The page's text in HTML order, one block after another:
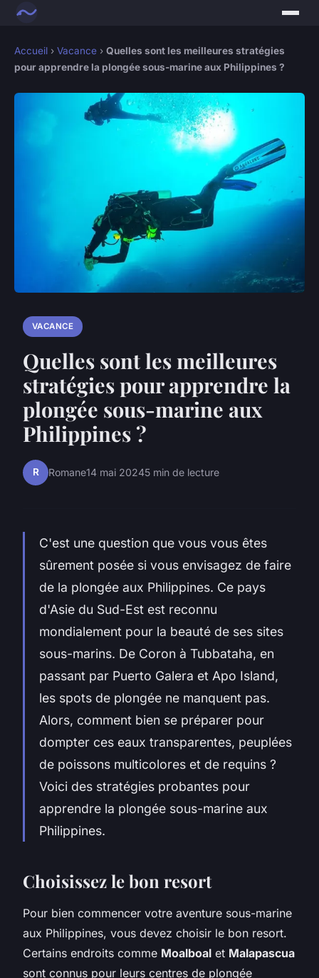
Accueil › Vacance › Quelles sont les meilleures stratégies
pour apprendre la plongée sous-marine aux Philippines ?
VACANCE
Quelles sont les meilleures
stratégies pour apprendre la
plongée sous-marine aux
Philippines ?
R Romane14 mai 20245 min de lecture
C'est une question que vous vous êtes
sûrement posée si vous envisagez de faire
de la plongée aux Philippines. Ce pays
d'Asie du Sud-Est est reconnu
mondialement pour la beauté de ses sites
sous-marins. De Coron à Tubbataha, en
passant par Puerto Galera et Apo Island,
les spots de plongée ne manquent pas.
Alors, comment bien se préparer pour
dompter ces eaux transparentes, peuplées
de poissons multicolores et de requins ?
Voici des stratégies probantes pour
apprendre la plongée sous-marine aux
Philippines.
Choisissez le bon resort
Pour bien commencer votre aventure sous-marine
aux Philippines, vous devez choisir le bon resort.
Certains endroits comme Moalboal et Malapascua
sont connus pour leurs centres de plongée